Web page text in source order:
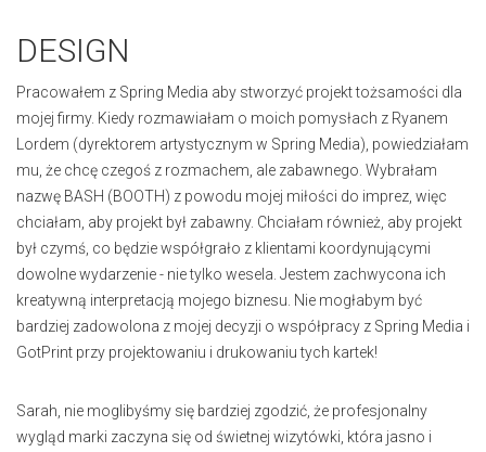
DESIGN
Pracowałem z Spring Media aby stworzyć projekt tożsamości dla
mojej firmy. Kiedy rozmawiałam o moich pomysłach z Ryanem
Lordem (dyrektorem artystycznym w Spring Media), powiedziałam
mu, że chcę czegoś z rozmachem, ale zabawnego. Wybrałam
nazwę BASH (BOOTH) z powodu mojej miłości do imprez, więc
chciałam, aby projekt był zabawny. Chciałam również, aby projekt
był czymś, co będzie współgrało z klientami koordynującymi
dowolne wydarzenie - nie tylko wesela. Jestem zachwycona ich
kreatywną interpretacją mojego biznesu. Nie mogłabym być
bardziej zadowolona z mojej decyzji o współpracy z Spring Media i
GotPrint przy projektowaniu i drukowaniu tych kartek!
Sarah, nie moglibyśmy się bardziej zgodzić, że profesjonalny
wygląd marki zaczyna się od świetnej wizytówki, która jasno i